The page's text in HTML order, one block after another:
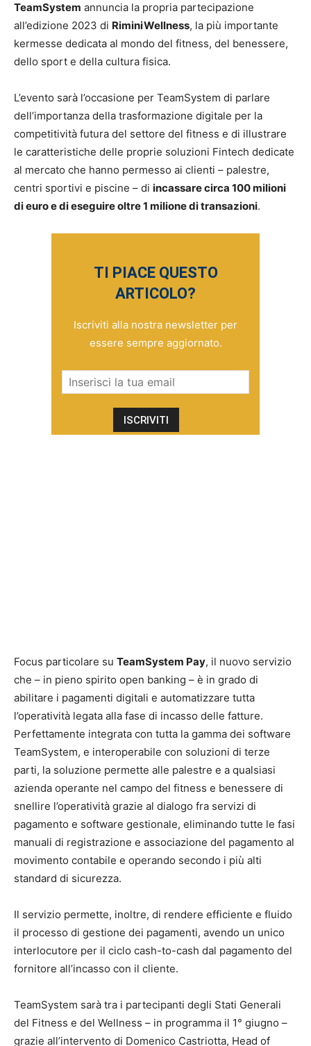
TeamSystem annuncia la propria partecipazione
all’edizione 2023 di RiminiWellness, la più importante
kermesse dedicata al mondo del fitness, del benessere,
dello sport e della cultura fisica.
L’evento sarà l’occasione per TeamSystem di parlare
dell’importanza della trasformazione digitale per la
competitività futura del settore del fitness e di illustrare
le caratteristiche delle proprie soluzioni Fintech dedicate
al mercato che hanno permesso ai clienti – palestre,
centri sportivi e piscine – di incassare circa 100 milioni
di euro e di eseguire oltre 1 milione di transazioni.
TI PIACE QUESTO
ARTICOLO?
Iscriviti alla nostra newsletter per
essere sempre aggiornato.
Focus particolare su TeamSystem Pay, il nuovo servizio
che – in pieno spirito open banking – è in grado di
abilitare i pagamenti digitali e automatizzare tutta
l’operatività legata alla fase di incasso delle fatture.
Perfettamente integrata con tutta la gamma dei software
TeamSystem, e interoperabile con soluzioni di terze
parti, la soluzione permette alle palestre e a qualsiasi
azienda operante nel campo del fitness e benessere di
snellire l’operatività grazie al dialogo fra servizi di
pagamento e software gestionale, eliminando tutte le fasi
manuali di registrazione e associazione del pagamento al
movimento contabile e operando secondo i più alti
standard di sicurezza.
Il servizio permette, inoltre, di rendere efficiente e fluido
il processo di gestione dei pagamenti, avendo un unico
interlocutore per il ciclo cash-to-cash dal pagamento del
fornitore all’incasso con il cliente.
TeamSystem sarà tra i partecipanti degli Stati Generali
del Fitness e del Wellness – in programma il 1° giugno –
grazie all’intervento di Domenico Castriotta, Head of